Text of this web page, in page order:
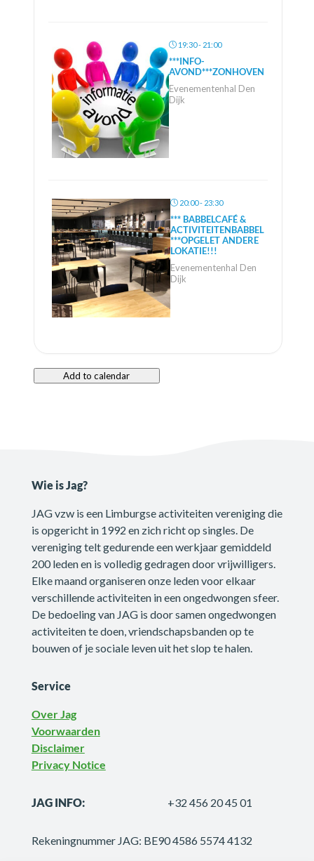
19:30 - 21:00
***INFO-
AVOND***ZONHOVEN
Evenementenhal Den
Dijk
20:00 - 23:30
*** BABBELCAFÉ &
ACTIVITEITENBABBEL
***OPGELET ANDERE
LOKATIE!!!
Evenementenhal Den
Dijk
Add to calendar
Wie is Jag?
JAG vzw is een Limburgse activiteiten vereniging die
is opgericht in 1992 en zich richt op singles. De
vereniging telt gedurende een werkjaar gemiddeld
200 leden en is volledig gedragen door vrijwilligers.
Elke maand organiseren onze leden voor elkaar
verschillende activiteiten in een ongedwongen sfeer.
De bedoeling van JAG is door samen ongedwongen
activiteiten te doen, vriendschapsbanden op te
bouwen of je sociale leven uit het slop te halen.
Service
Over Jag
Voorwaarden
Disclaimer
Privacy Notice
JAG INFO: +32 456 20 45 01
Rekeningnummer JAG: BE90 4586 5574 4132